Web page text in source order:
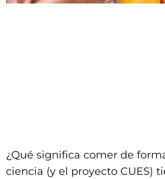
¿Qué significa comer de
ciencia (y el proyecto CUES)